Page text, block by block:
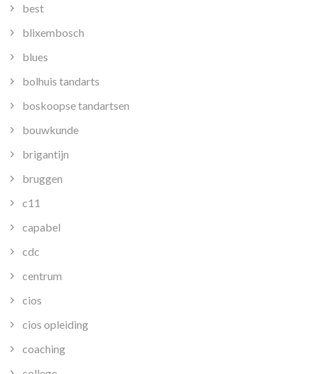
best
blixembosch
blues
bolhuis tandarts
boskoopse tandartsen
bouwkunde
brigantijn
bruggen
c11
capabel
cdc
centrum
cios
cios opleiding
coaching